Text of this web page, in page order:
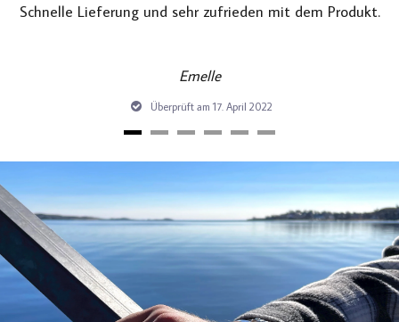
Schnelle Lieferung und sehr zufrieden mit dem Produkt.
Emelle
Überprüft am 17. April 2022